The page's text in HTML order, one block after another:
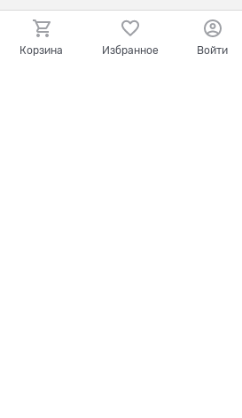
Корзина Избранное Войти